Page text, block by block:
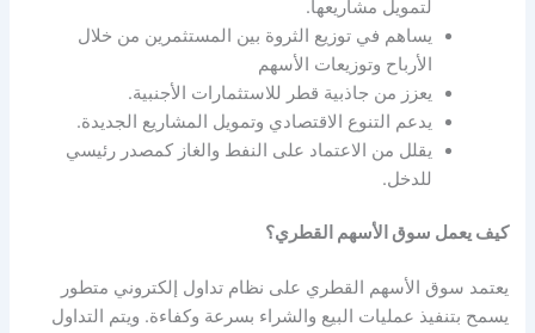
لتمويل مشاريعها.
يساهم في توزيع الثروة بين المستثمرين من خلال
الأرباح وتوزيعات الأسهم
يعزز من جاذبية قطر للاستثمارات الأجنبية.
يدعم التنوع الاقتصادي وتمويل المشاريع الجديدة.
يقلل من الاعتماد على النفط والغاز كمصدر رئيسي
للدخل.
كيف يعمل سوق الأسهم القطري؟
يعتمد سوق الأسهم القطري على نظام تداول إلكتروني متطور
يسمح بتنفيذ عمليات البيع والشراء بسرعة وكفاءة. ويتم التداول